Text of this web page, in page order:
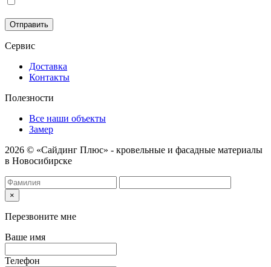
Отправить
Сервис
Доставка
Контакты
Полезности
Все наши объекты
Замер
2026 © «Сайдинг Плюс» - кровельные и фасадные материалы
в Новосибирске
×
Перезвоните мне
Ваше имя
Телефон